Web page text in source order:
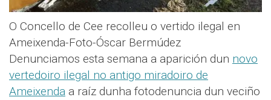
O Concello de Cee recolleu o vertido ilegal en
Ameixenda-Foto-Óscar Bermúdez
Denunciamos esta semana a aparición dun novo
vertedoiro ilegal no antigo miradoiro de
Ameixenda a raíz dunha fotodenuncia dun veciño